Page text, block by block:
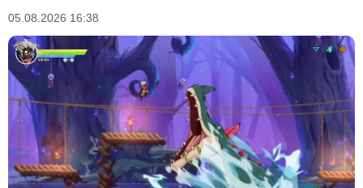
05.08.2026 16:38